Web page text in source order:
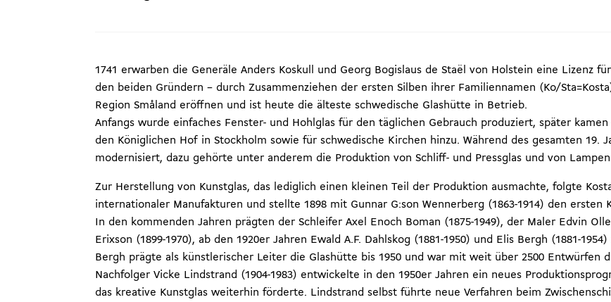
1741 erwarben die Generäle Anders Koskull und Georg Bogislaus de Staël von Holstein eine Lizenz
den beiden Gründern – durch Zusammenziehen der ersten Silben ihrer Familiennamen (Ko/
Region Småland eröffnen und ist heute die älteste schwedische Glashütte in Betrieb.
Anfangs wurde einfaches Fenster- und Hohlglas für den täglichen Gebrauch produziert, später
den Königlichen Hof in Stockholm sowie für schwedische Kirchen hinzu. Während des gesamten
modernisiert, dazu gehörte unter anderem die Produktion von Schliff- und Pressglas und von
Zur Herstellung von Kunstglas, das lediglich einen kleinen Teil der Produktion ausmachte, folgte
internationaler Manufakturen und stellte 1898 mit Gunnar G:son Wennerberg (1863-1914) den
In den kommenden Jahren prägten der Schleifer Axel Enoch Boman (1875-1949), der Maler Edvin
Erixson (1899-1970), ab den 1920er Jahren Ewald A.F. Dahlskog (1881-1950) und Elis Bergh (1881-
Bergh prägte als künstlerischer Leiter die Glashütte bis 1950 und war mit weit über 2500 Entwürfen
Nachfolger Vicke Lindstrand (1904-1983) entwickelte in den 1950er Jahren ein neues
das kreative Kunstglas weiterhin förderte. Lindstrand selbst führte neue Verfahren beim